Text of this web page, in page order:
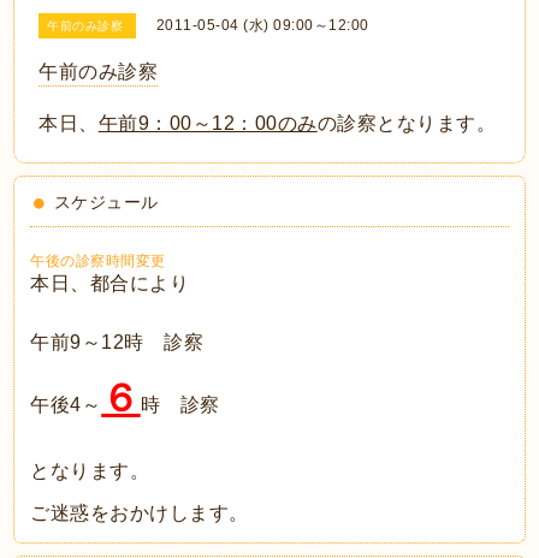
午前のみ診察 2011-05-04 (水) 09:00～12:00
午前のみ診察
本日、 午前9：00～12：00のみの診察となります。
スケジュール
午後の診察時間変更
本日、都合により
午前9～12時 診察
午後4～ ６ 時 診察
となります。
ご迷惑をおかけします。